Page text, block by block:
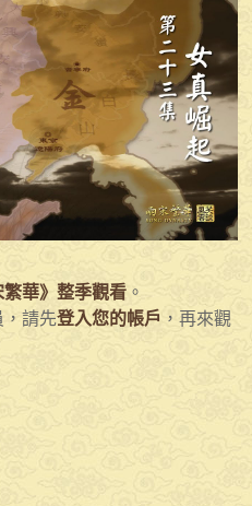
繁華》整季觀看 。
，請先登入您的帳戶 ，再來觀